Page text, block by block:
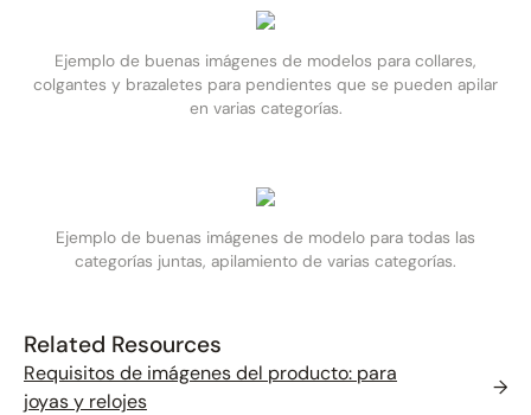
Ejemplo de buenas imágenes de modelos para collares,
colgantes y brazaletes para pendientes que se pueden apilar
en varias categorías.
Ejemplo de buenas imágenes de modelo para todas las
categorías juntas, apilamiento de varias categorías.
Related Resources
Requisitos de imágenes del producto: para
joyas y relojes
→